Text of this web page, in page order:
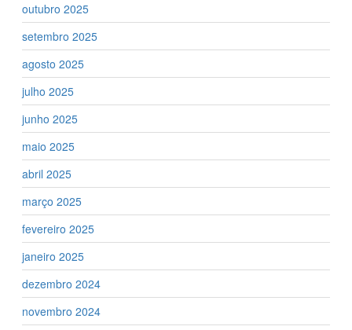
outubro 2025
setembro 2025
agosto 2025
julho 2025
junho 2025
maio 2025
abril 2025
março 2025
fevereiro 2025
janeiro 2025
dezembro 2024
novembro 2024